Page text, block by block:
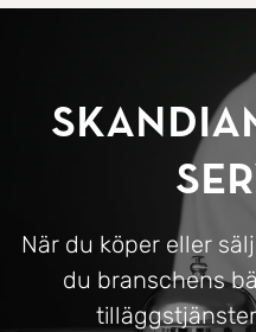
När du köper eller
du branschens